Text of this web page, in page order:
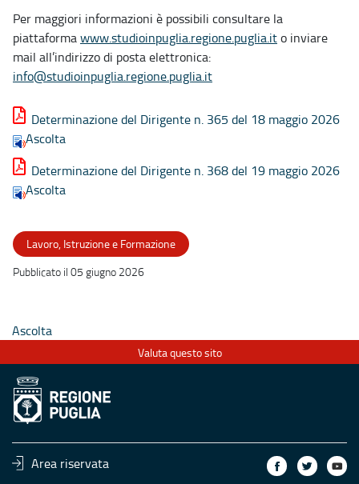
Per maggiori informazioni è possibili consultare la
piattaformawww.studioinpuglia.regione.puglia.ito inviare
mail all’indirizzo di posta elettronica:
info@studioinpuglia.regione.puglia.it
Determinazione del Dirigente n. 365 del 18 maggio 2026
Ascolta
Determinazione del Dirigente n. 368 del 19 maggio 2026
Ascolta
Lavoro, Istruzione e Formazione
Pubblicato il 05 giugno 2026
Ascolta
Valuta questo sito
Area riservata